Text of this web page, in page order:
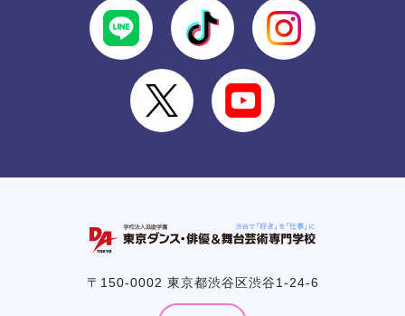
〒150-0002 東京都渋谷区渋谷1-24-6